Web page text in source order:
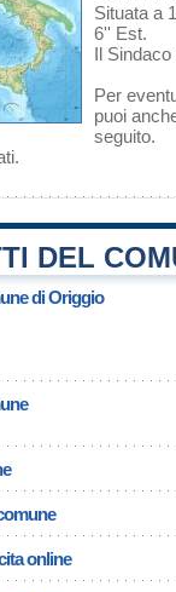
Situata a
6'' Est.
Il
Per
puoi
seguito.
.
DEL
di Origgio
online